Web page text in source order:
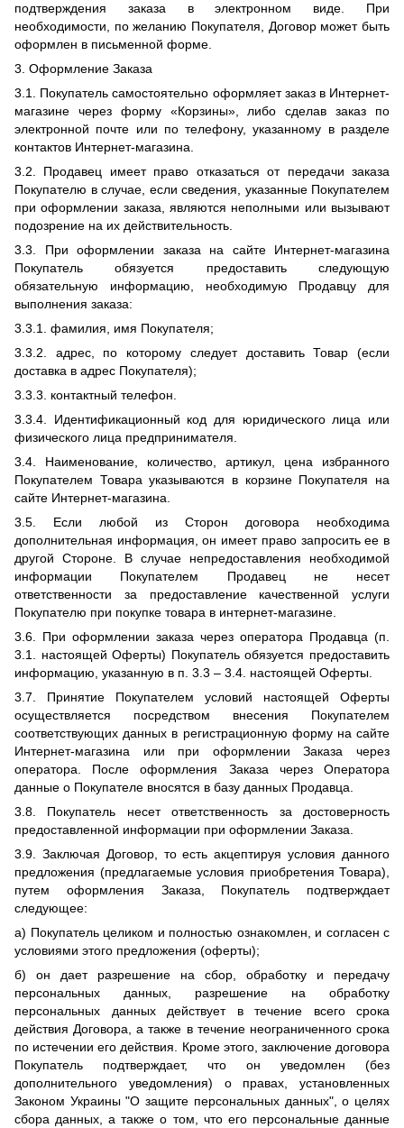
подтверждения заказа в электронном виде. При
необходимости, по желанию Покупателя, Договор может быть
оформлен в письменной форме.
3. Оформление Заказа
3.1. Покупатель самостоятельно оформляет заказ в Интернет-
магазине через форму «Корзины», либо сделав заказ по
электронной почте или по телефону, указанному в разделе
контактов Интернет-магазина.
3.2. Продавец имеет право отказаться от передачи заказа
Покупателю в случае, если сведения, указанные Покупателем
при оформлении заказа, являются неполными или вызывают
подозрение на их действительность.
3.3. При оформлении заказа на сайте Интернет-магазина
Покупатель обязуется предоставить следующую
обязательную информацию, необходимую Продавцу для
выполнения заказа:
3.3.1. фамилия, имя Покупателя;
3.3.2. адрес, по которому следует доставить Товар (если
доставка в адрес Покупателя);
3.3.3. контактный телефон.
3.3.4. Идентификационный код для юридического лица или
физического лица предпринимателя.
3.4. Наименование, количество, артикул, цена избранного
Покупателем Товара указываются в корзине Покупателя на
сайте Интернет-магазина.
3.5. Если любой из Сторон договора необходима
дополнительная информация, он имеет право запросить ее в
другой Стороне. В случае непредоставления необходимой
информации Покупателем Продавец не несет
ответственности за предоставление качественной услуги
Покупателю при покупке товара в интернет-магазине.
3.6. При оформлении заказа через оператора Продавца (п.
3.1. настоящей Оферты) Покупатель обязуется предоставить
информацию, указанную в п. 3.3 – 3.4. настоящей Оферты.
3.7. Принятие Покупателем условий настоящей Оферты
осуществляется посредством внесения Покупателем
соответствующих данных в регистрационную форму на сайте
Интернет-магазина или при оформлении Заказа через
оператора. После оформления Заказа через Оператора
данные о Покупателе вносятся в базу данных Продавца.
3.8. Покупатель несет ответственность за достоверность
предоставленной информации при оформлении Заказа.
3.9. Заключая Договор, то есть акцептируя условия данного
предложения (предлагаемые условия приобретения Товара),
путем оформления Заказа, Покупатель подтверждает
следующее:
а) Покупатель целиком и полностью ознакомлен, и согласен с
условиями этого предложения (оферты);
б) он дает разрешение на сбор, обработку и передачу
персональных данных, разрешение на обработку
персональных данных действует в течение всего срока
действия Договора, а также в течение неограниченного срока
по истечении его действия. Кроме этого, заключение договора
Покупатель подтверждает, что он уведомлен (без
дополнительного уведомления) о правах, установленных
Законом Украины "О защите персональных данных", о целях
сбора данных, а также о том, что его персональные данные